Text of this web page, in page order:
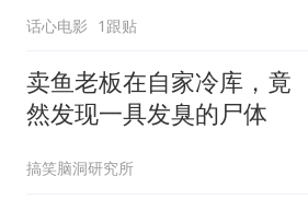
话心电影 1跟贴
卖鱼老板在自家冷库，竟
然发现一具发臭的尸体
搞笑脑洞研究所